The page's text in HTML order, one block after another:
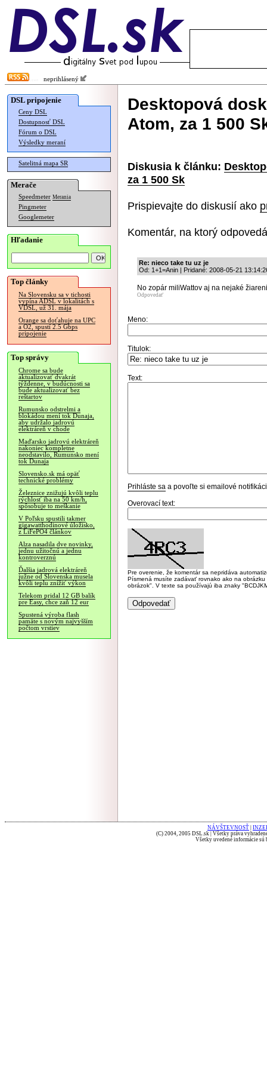
neprihlásený
DSL pripojenie
Ceny DSL
Dostupnosť DSL
Fórum o DSL
Výsledky meraní
Satelitná mapa SR
Merače
Speedmeter Merania
Pingmeter
Googlemeter
Hľadanie
Top články
Na Slovensku sa v tichosti
vypína ADSL v lokalitách s
VDSL, už 31. mája
Orange sa doťahuje na UPC
a O2, spustí 2.5 Gbps
pripojenie
Top správy
Chrome sa bude
aktualizovať dvakrát
týždenne, v budúcnosti sa
bude aktualizovať bez
reštartov
Rumunsko odstrelmi a
blokádou mení tok Dunaja,
aby udržalo jadrovú
elektráreň v chode
Maďarsko jadrovú elektráreň
nakoniec kompletne
neodstavilo, Rumunsko mení
tok Dunaja
Slovensko.sk má opäť
technické problémy
Železnice znižujú kvôli teplu
rýchlosť iba na 50 km/h,
spôsobuje to meškanie
V Poľsku spustili takmer
gigawatthodinové úložisko,
z LiFePO4 článkov
Alza nasadila dve novinky,
jednu užitočnú a jednu
kontroverznú
Ďalšia jadrová elektráreň
južne od Slovenska musela
kvôli teplu znížiť výkon
Telekom pridal 12 GB balík
pre Easy, chce zaň 12 eur
Spustená výroba flash
pamäte s novým najvyšším
počtom vrstiev
Desktopová
Atom, za 1 500
Diskusia k článku:
za 1 500 Sk
Prispievajte do diskusií ako
Komentár, na ktorý
Re: nieco take tu uz je
Od: 1+1=Anin | Pridané: 2008-05-21
No zopár miliWattov aj na nejaké
Odpovedať
Meno:
Titulok:
Text:
Prihláste sa a povoľte si emailové
Overovací text:
Pre overenie, že komentár sa nepridáva
Písmená musíte zadávať rovnako ako na
obrázok". V texte sa používajú iba znaky
NÁVŠTEVNOSŤ
(C) 2004, 2005 DSL.sk | Všetky práva
Všetky uvedené informácie sú